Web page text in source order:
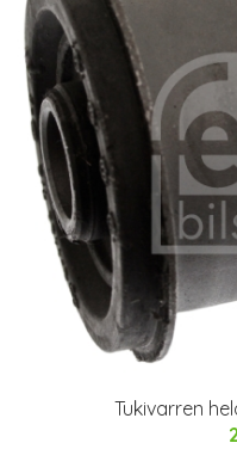
Tukivarren